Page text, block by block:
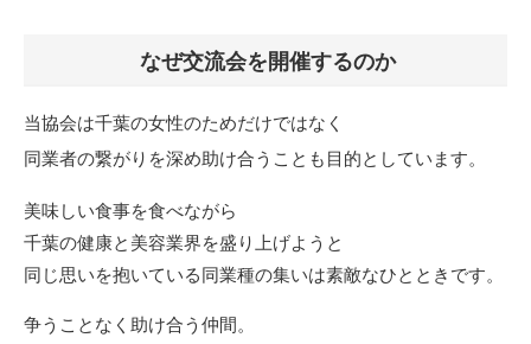
なぜ交流会を開催するのか
当協会は千葉の女性のためだけではなく
同業者の繋がりを深め助け合うことも目的としています。
美味しい食事を食べながら
千葉の健康と美容業界を盛り上げようと
同じ思いを抱いている同業種の集いは素敵なひとときです。
争うことなく助け合う仲間。